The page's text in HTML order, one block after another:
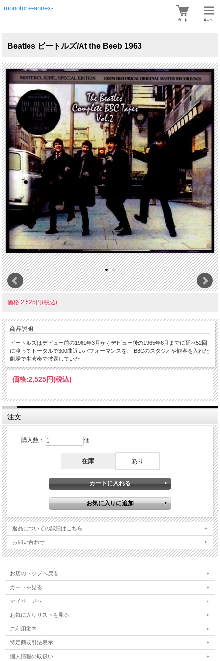
monotone-annex-
Beatles ビートルズ/At the Beeb 1963
価格:2,525円(税込)
商品説明
ビートルズはデビュー前の1961年3月からデビュー後の1965年6月までに延べ52回
に渡ってトータルで300曲近いパフォーマンスを、 BBCのスタジオや観客を入れた
劇場で生演奏で披露していた
価格:2,525円(税込)
注文
購入数： 個
在庫 あり
返品についての詳細はこちら
お問い合わせ
お店のトップへ戻る
カートを見る
マイページへ
お気に入りリストを見る
ご利用案内
特定商取引法表示
個人情報の取扱い